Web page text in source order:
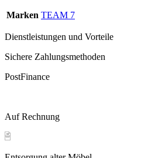
Marken TEAM 7
Dienstleistungen und Vorteile
Sichere Zahlungsmethoden
PostFinance
Auf Rechnung